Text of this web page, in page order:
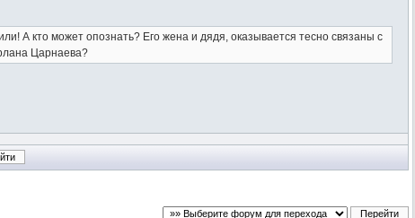
А кто может опознать? Его жена и дядя, оказывается тесно связаны с
Царнаева?